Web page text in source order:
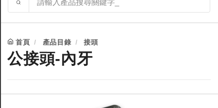
首頁 產品目錄 接頭
公接頭-內牙